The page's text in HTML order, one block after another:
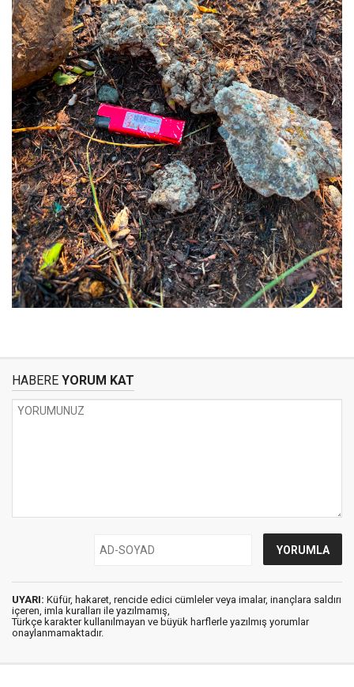
HABERE YORUM KAT
UYARI: Küfür, hakaret, rencide edici cümleler veya imalar, inançlara saldırı
içeren, imla kuralları ile yazılmamış,
Türkçe karakter kullanılmayan ve büyük harflerle yazılmış yorumlar
onaylanmamaktadır.